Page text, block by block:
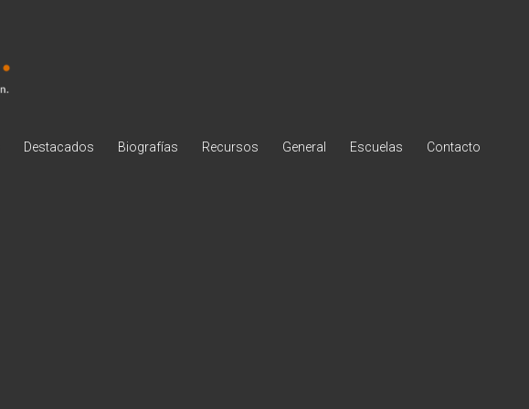
Destacados Biografías Recursos General Escuelas Contacto